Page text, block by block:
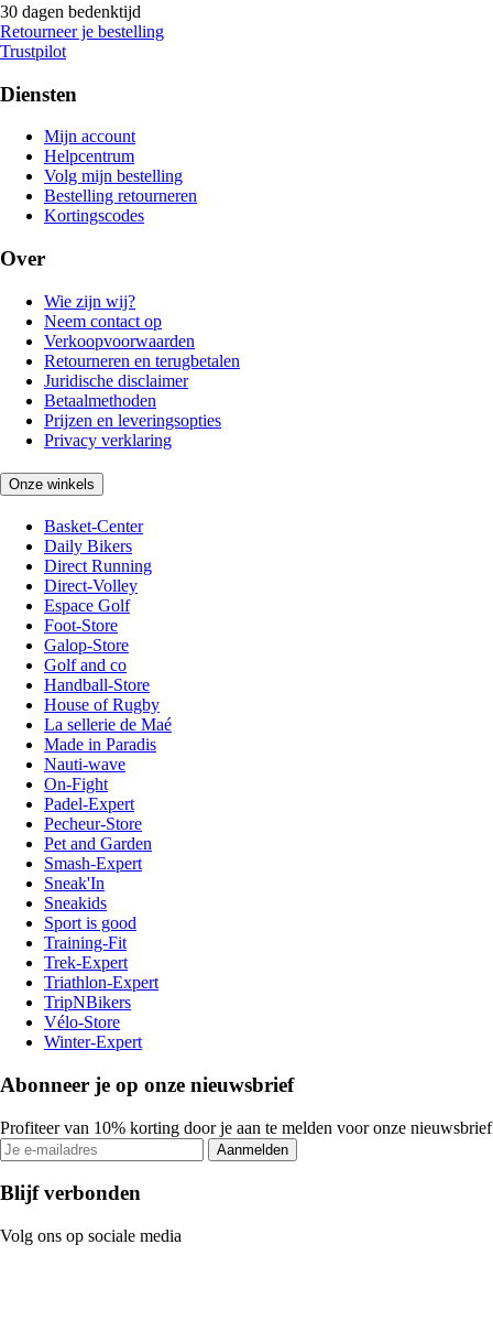
30 dagen bedenktijd
Retourneer je bestelling
Trustpilot
Diensten
Mijn account
Helpcentrum
Volg mijn bestelling
Bestelling retourneren
Kortingscodes
Over
Wie zijn wij?
Neem contact op
Verkoopvoorwaarden
Retourneren en terugbetalen
Juridische disclaimer
Betaalmethoden
Prijzen en leveringsopties
Privacy verklaring
Onze winkels
Basket-Center
Daily Bikers
Direct Running
Direct-Volley
Espace Golf
Foot-Store
Galop-Store
Golf and co
Handball-Store
House of Rugby
La sellerie de Maé
Made in Paradis
Nauti-wave
On-Fight
Padel-Expert
Pecheur-Store
Pet and Garden
Smash-Expert
Sneak'In
Sneakids
Sport is good
Training-Fit
Trek-Expert
Triathlon-Expert
TripNBikers
Vélo-Store
Winter-Expert
Abonneer je op onze nieuwsbrief
Profiteer van 10% korting door je aan te melden voor onze nieuwsbrief
Aanmelden
Blijf verbonden
Volg ons op sociale media